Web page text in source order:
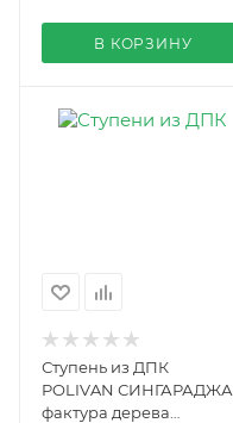
В КОРЗИНУ
Ступень из ДПК
POLIVAN СИНГАРАДЖА
фактура дерева